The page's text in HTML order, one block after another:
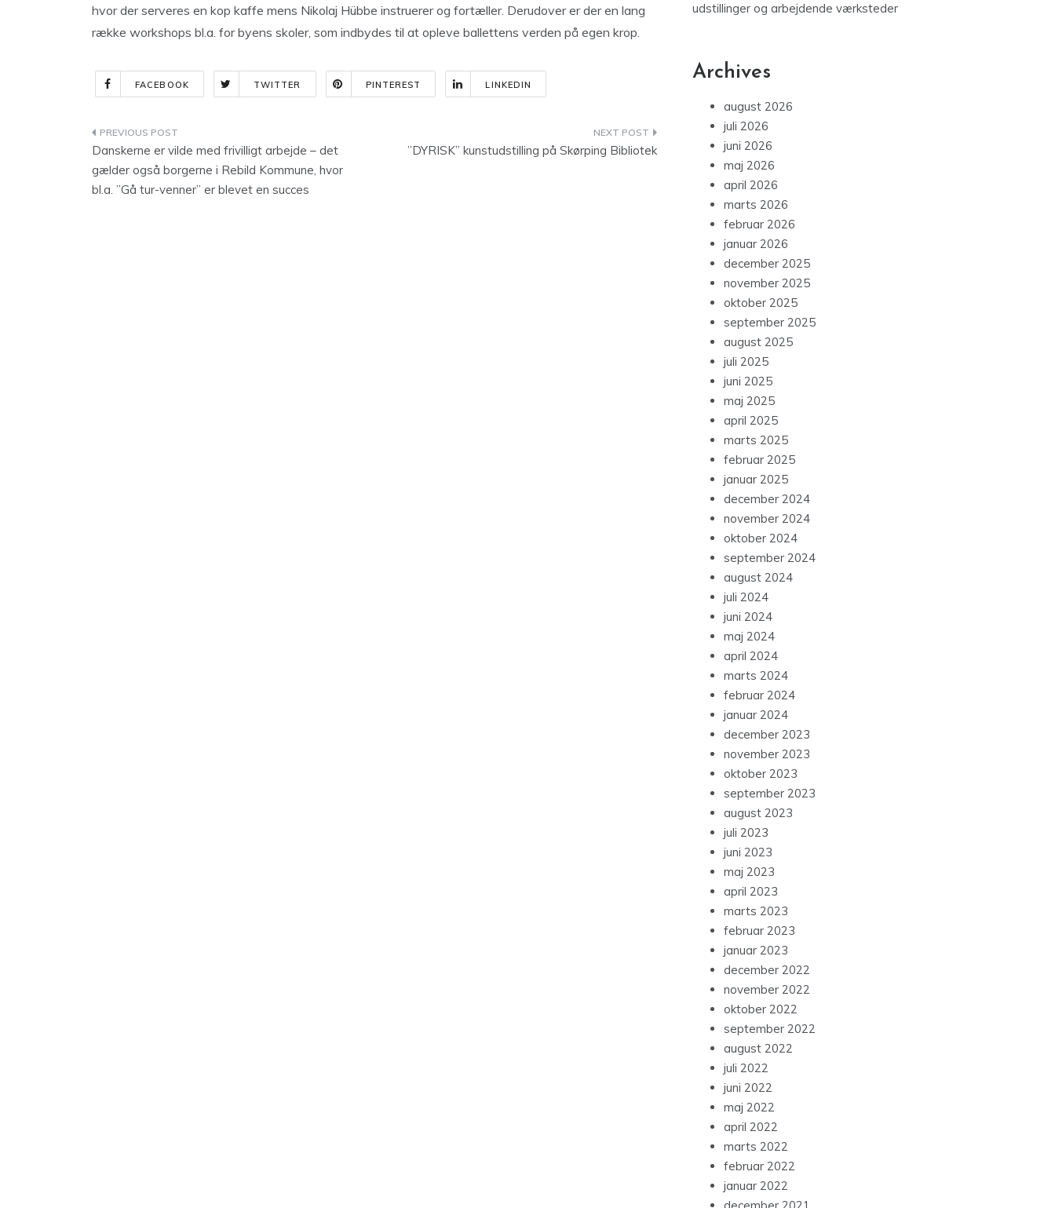
hvor der serveres en kop kaffe mens Nikolaj Hübbe instruerer og fortæller. Derudover er der en lang
række workshops bl.a. for byens skoler, som indbydes til at opleve ballettens verden på egen krop.
FACEBOOK TWITTER PINTEREST LINKEDIN
Indlægsnavigation
Danskerne er vilde med frivilligt arbejde – det
gælder også borgerne i Rebild Kommune, hvor
bl.a. ”Gå tur-venner” er blevet en succes
”DYRISK” kunstudstilling på Skørping Bibliotek
udstillinger og arbejdende værksteder
Archives
august 2026
juli 2026
juni 2026
maj 2026
april 2026
marts 2026
februar 2026
januar 2026
december 2025
november 2025
oktober 2025
september 2025
august 2025
juli 2025
juni 2025
maj 2025
april 2025
marts 2025
februar 2025
januar 2025
december 2024
november 2024
oktober 2024
september 2024
august 2024
juli 2024
juni 2024
maj 2024
april 2024
marts 2024
februar 2024
januar 2024
december 2023
november 2023
oktober 2023
september 2023
august 2023
juli 2023
juni 2023
maj 2023
april 2023
marts 2023
februar 2023
januar 2023
december 2022
november 2022
oktober 2022
september 2022
august 2022
juli 2022
juni 2022
maj 2022
april 2022
marts 2022
februar 2022
januar 2022